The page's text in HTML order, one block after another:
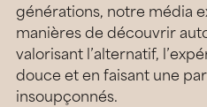
générations, notre média
manières de découvrir
valorisant l’alternatif,
douce et en faisant une
insoupçonnés.